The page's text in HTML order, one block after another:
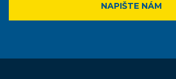
NAPIŠTE NÁM